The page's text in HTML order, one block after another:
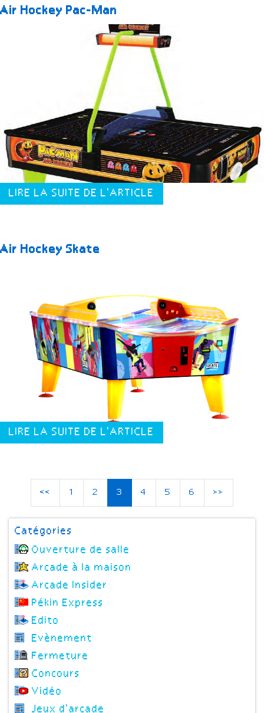
Air Hockey Pac-Man
LIRE LA SUITE DE L'ARTICLE
Air Hockey Skate
LIRE LA SUITE DE L'ARTICLE
<< 1 2 3 4 5 6 >>
Catégories
Ouverture de salle
Arcade à la maison
Arcade Insider
Pékin Express
Edito
Evènement
Fermeture
Concours
Vidéo
Jeux d'arcade